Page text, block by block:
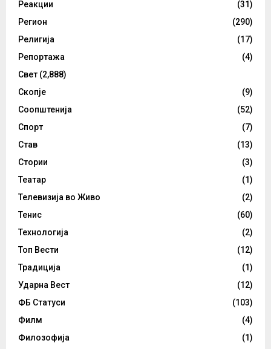
Реакции
(31)
Регион
(290)
Религија
(17)
Репортажа
(4)
Свет (2,888)
Скопје
(9)
Соопштенија
(52)
Спорт
(7)
Став
(13)
Стории
(3)
Театар
(1)
Телевизија во Живо
(2)
Тенис
(60)
Технологија
(2)
Топ Вести
(12)
Традиција
(1)
Ударна Вест
(12)
ФБ Статуси
(103)
Филм
(4)
Филозофија
(1)